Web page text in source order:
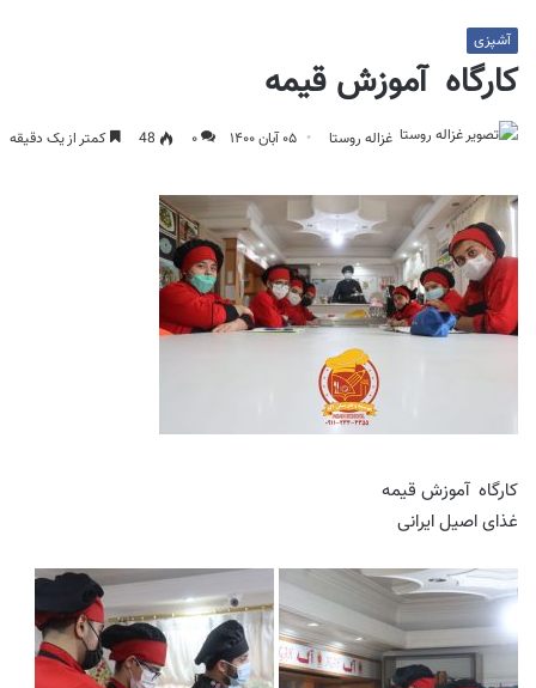
آشپزی
کارگاه آموزش قیمه
غزاله روستا ۰۵ آبان ۱۴۰۰ ۰ 48 کمتر از یک دقیقه
کارگاه آموزش قیمه
غذای اصیل ایرانی